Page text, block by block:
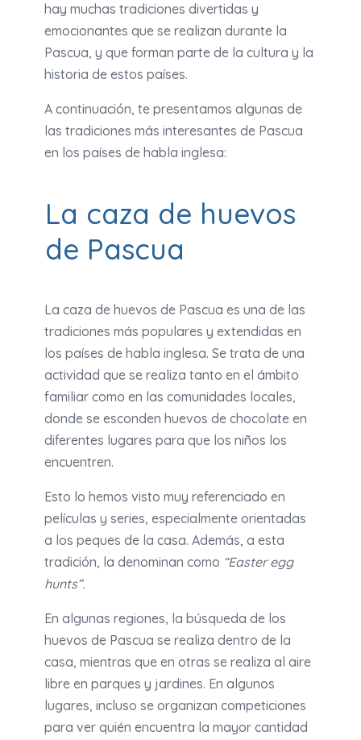
hay muchas tradiciones divertidas y
emocionantes que se realizan durante la
Pascua, y que forman parte de la cultura y la
historia de estos países.
A continuación, te presentamos algunas de
las tradiciones más interesantes de Pascua
en los países de habla inglesa:
La caza de huevos
de Pascua
La caza de huevos de Pascua es una de las
tradiciones más populares y extendidas en
los países de habla inglesa. Se trata de una
actividad que se realiza tanto en el ámbito
familiar como en las comunidades locales,
donde se esconden huevos de chocolate en
diferentes lugares para que los niños los
encuentren.
Esto lo hemos visto muy referenciado en
películas y series, especialmente orientadas
a los peques de la casa. Además, a esta
tradición, la denominan como “Easter egg
hunts”.
En algunas regiones, la búsqueda de los
huevos de Pascua se realiza dentro de la
casa, mientras que en otras se realiza al aire
libre en parques y jardines. En algunos
lugares, incluso se organizan competiciones
para ver quién encuentra la mayor cantidad